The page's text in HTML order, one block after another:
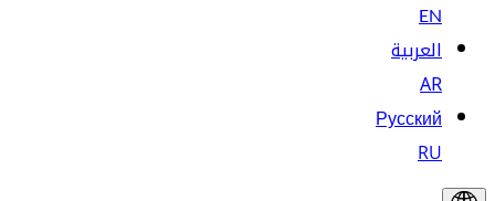
EN
العربية
AR
Русский
RU